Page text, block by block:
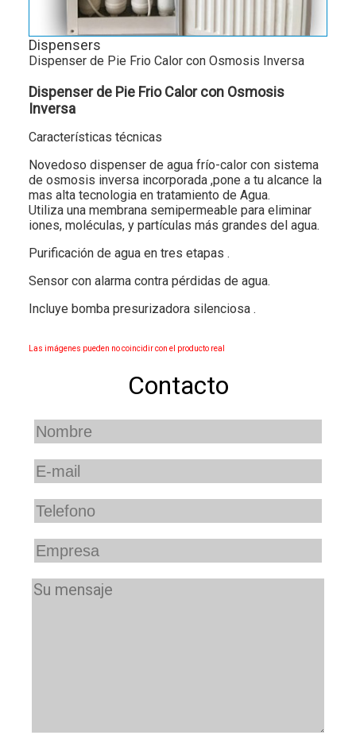
Dispensers
Dispenser de Pie Frio Calor con Osmosis Inversa
Dispenser de Pie Frio Calor con Osmosis
Inversa
Características técnicas
Novedoso dispenser de agua frío-calor con sistema
de osmosis inversa incorporada ,pone a tu alcance la
mas alta tecnologia en tratamiento de Agua.
Utiliza una membrana semipermeable para eliminar
iones, moléculas, y partículas más grandes del agua.
Purificación de agua en tres etapas .
Sensor con alarma contra pérdidas de agua.
Incluye bomba presurizadora silenciosa .
Las imágenes pueden no coincidir con el producto real
Contacto